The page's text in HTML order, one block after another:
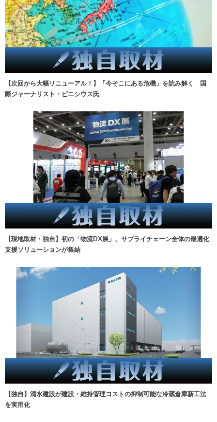
【次回から大幅リニューアル！】「今そこにある危機」を読み解く 国
際ジャーナリスト・ビニシウス氏
【現地取材・独自】初の「物流DX展」、サプライチェーン全体の最適化
支援ソリューションが集結
【独自】清水建設が建設・維持管理コストの抑制可能な冷蔵倉庫新工法
を実用化